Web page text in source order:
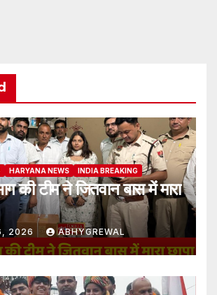
HARYANA NEWS INDIA BREAKING
की टीम ने जितवान बास में मारा
2026 ABHYGREWAL